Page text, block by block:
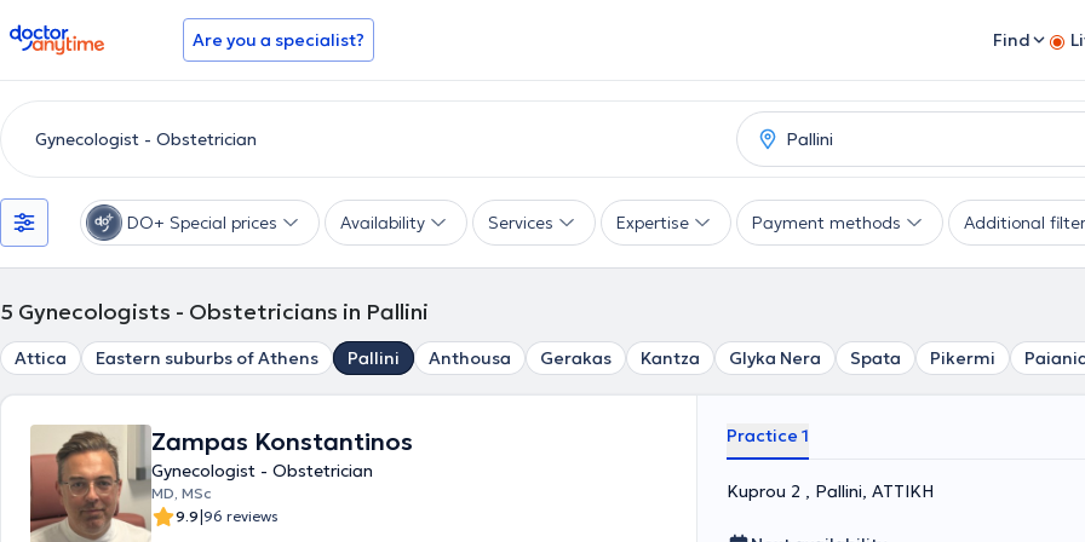
doctoranytime Are you a specialist? Find
DO+ Special prices Availability Services Expertise Payment methods Additional
5 Gynecologists - Obstetricians in Pallini
Attica Eastern suburbs of Athens Pallini Anthousa Gerakas Kantza Glyka Nera Spata Pikermi
Zampas Konstantinos
Gynecologist - Obstetrician
MD, MSc
9.9|96 reviews
Practice 1
Kuprou 2 , Pallini, ΑΤΤΙΚΗ